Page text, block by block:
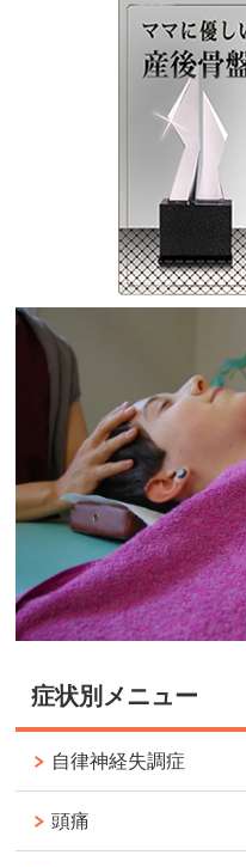
症状別メニュー
自律神経失調症
頭痛